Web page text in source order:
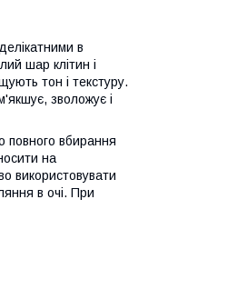
в
шар клітин і
тон і текстуру.
зволожує і
повного вбирання
на
використовувати
в очі. При